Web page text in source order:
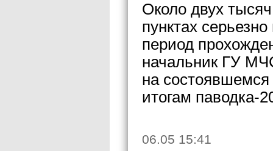
Около двух
пунктах
период
начальник ГУ
на
итогам паводка-
06.05 15:41